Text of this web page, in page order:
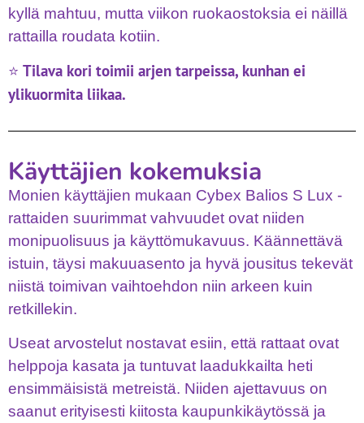
kyllä mahtuu, mutta viikon ruokaostoksia ei näillä
rattailla roudata kotiin.
⭐ Tilava kori toimii arjen tarpeissa, kunhan ei
ylikuormita liikaa.
Käyttäjien kokemuksia
Monien käyttäjien mukaan Cybex Balios S Lux -
rattaiden suurimmat vahvuudet ovat niiden
monipuolisuus ja käyttömukavuus. Käännettävä
istuin, täysi makuuasento ja hyvä jousitus tekevät
niistä toimivan vaihtoehdon niin arkeen kuin
retkillekin.
Useat arvostelut nostavat esiin, että rattaat ovat
helppoja kasata ja tuntuvat laadukkailta heti
ensimmäisistä metreistä. Niiden ajettavuus on
saanut erityisesti kiitosta kaupunkikäytössä ja